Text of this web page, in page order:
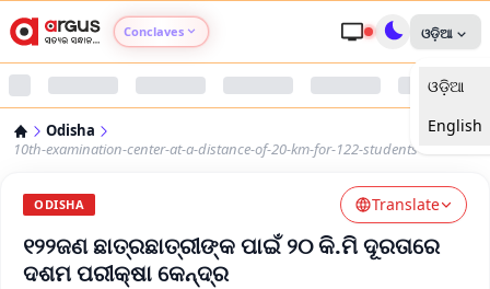
Conclaves
Argus Nari Shakti
Argus Health Connect
ଓଡ଼ିଆ
ଓଡ଼ିଆ
English
Odisha
10th-examination-center-at-a-distance-of-20-km-for-122-students
ODISHA Translate
୧୨୨ଜଣ ଛାତ୍ରଛାତ୍ରୀଙ୍କ ପାଇଁ ୨୦ କି.ମି ଦୂରତାରେ
ଦଶମ ପରୀକ୍ଷା କେନ୍ଦ୍ର